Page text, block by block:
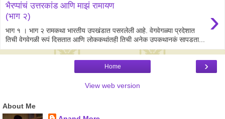
भैरप्पांचं उत्तरकांड आणि माझं रामायण
(भाग २)
›
भाग १ । भाग २ रामकथा भारतीय उपखंडात पसरलेली आहे. वेगवेगळ्या प्रदेशात
तिची वेगवेगळी रूपं दिसतात आणि लोककथांतही तिची अनेक उपकथानकं सापडता...
›
Home
View web version
About Me